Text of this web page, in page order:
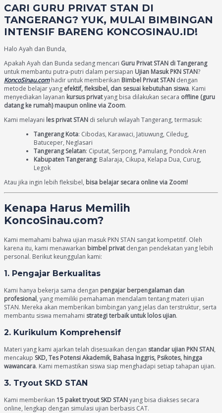
CARI GURU PRIVAT STAN DI
TANGERANG? YUK, MULAI BIMBINGAN
INTENSIF BARENG KONCOSINAU.ID!
Halo Ayah dan Bunda,
Apakah Ayah dan Bunda sedang mencari Guru Privat STAN di Tangerang
untuk membantu putra-putri dalam persiapan Ujian Masuk PKN STAN?
KoncoSinau.comhadir untuk memberikan Bimbel Privat STAN dengan
metode belajar yang efektif, fleksibel, dan sesuai kebutuhan siswa. Kami
menyediakan layanan kursus privatyang bisa dilakukan secara offline (guru
datang ke rumah) maupun online via Zoom.
Kami melayani les privat STAN di seluruh wilayah Tangerang, termasuk:
Tangerang Kota: Cibodas, Karawaci, Jatiuwung, Ciledug,
Batuceper, Neglasari
Tangerang Selatan: Ciputat, Serpong, Pamulang, Pondok Aren
Kabupaten Tangerang: Balaraja, Cikupa, Kelapa Dua, Curug,
Legok
Atau jika ingin lebih fleksibel, bisa belajar secara online via Zoom!
Kenapa Harus Memilih
KoncoSinau.com?
Kami memahami bahwa ujian masuk PKN STAN sangat kompetitif. Oleh
karena itu, kami menawarkan bimbel privatdengan pendekatan yang lebih
personal. Berikut keunggulan kami:
1. Pengajar Berkualitas
Kami hanya bekerja sama dengan pengajar berpengalaman dan
profesional, yang memiliki pemahaman mendalam tentang materi ujian
STAN. Mereka akan memberikan bimbingan yang jelas dan terstruktur, serta
membantu siswa memahami strategi terbaik untuk lolos ujian.
2. Kurikulum Komprehensif
Materi yang kami ajarkan telah disesuaikan dengan standar ujian PKN STAN,
mencakup SKD, Tes Potensi Akademik, Bahasa Inggris, Psikotes, hingga
wawancara. Kami memastikan siswa siap menghadapi setiap tahapan ujian.
3. Tryout SKD STAN
Kami memberikan 15 paket tryout SKD STANyang bisa diakses secara
online, lengkap dengan simulasi ujian berbasis CAT.